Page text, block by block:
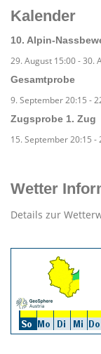
Kalender
10. Alpin-
29. August 15:00-30.
Gesamtprobe
9. September 20:15 -
Zugsprobe 1. Zug
15. September 20:15 -
Wetter
Details zur